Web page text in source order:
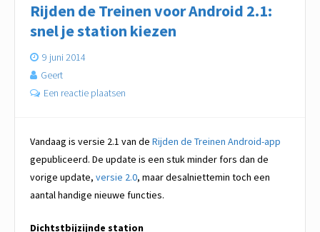
Rijden de Treinen voor Android 2.1:
snel je station kiezen
9 juni 2014
Geert
Een reactie plaatsen
Vandaag is versie 2.1 van de Rijden de Treinen Android-app
gepubliceerd. De update is een stuk minder fors dan de
vorige update, versie 2.0, maar desalniettemin toch een
aantal handige nieuwe functies.
Dichtstbijzijnde station